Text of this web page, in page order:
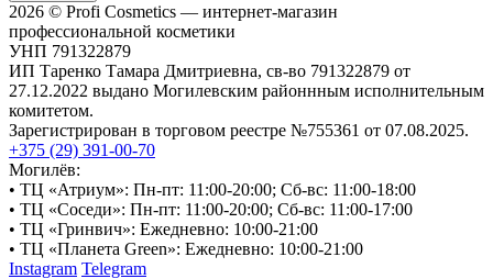
2026 © Profi Cosmetics — интернет-магазин
профессиональной косметики
УНП 791322879
ИП Таренко Тамара Дмитриевна, св-во 791322879 от
27.12.2022 выдано Могилевским районнным исполнительным
комитетом.
Зарегистрирован в торговом реестре №755361 от 07.08.2025.
+375 (29) 391-00-70
Могилёв:
• ТЦ «Атриум»: Пн-пт: 11:00-20:00; Сб-вс: 11:00-18:00
• ТЦ «Соседи»: Пн-пт: 11:00-20:00; Сб-вс: 11:00-17:00
• ТЦ «Гринвич»: Ежедневно: 10:00-21:00
• ТЦ «Планета Green»: Ежедневно: 10:00-21:00
Instagram Telegram